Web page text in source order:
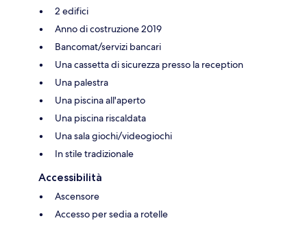
2 edifici
Anno di costruzione 2019
Bancomat/servizi bancari
Una cassetta di sicurezza presso la reception
Una palestra
Una piscina all'aperto
Una piscina riscaldata
Una sala giochi/videogiochi
In stile tradizionale
Accessibilità
Ascensore
Accesso per sedia a rotelle